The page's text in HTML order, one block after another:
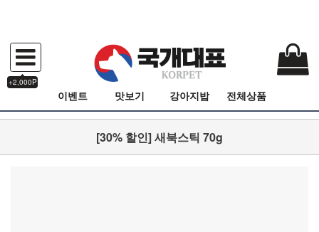
+2,000P
이벤트 맛보기 강아지밥 전체상품
[30% 할인] 새북스틱 70g